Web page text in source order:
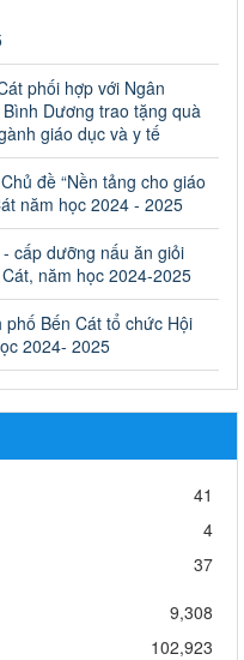
bị bãi bỏ trong lĩnh
dục quốc dân và cơ sở
quyết của Sở Giáo dục
huyện
bị bãi bỏ trong lĩnh vực
dân và cơ sở giáo dục
Sở Giáo dục và Đào tạo,
dục tiểu học năm học
tiểu học năm học 2024-
năm 2024
trong ngành Giáo dục
ngành Giáo dục và Đào
phối hợp với Ngân
Dương trao tặng quà
giáo dục và y tế
đề “Nền tảng cho giáo
năm học 2024 - 2025
cấp dưỡng nấu ăn giỏi
năm học 2024-2025
Bến Cát tổ chức Hội
2024- 2025
41
4
37
9,308
102,923